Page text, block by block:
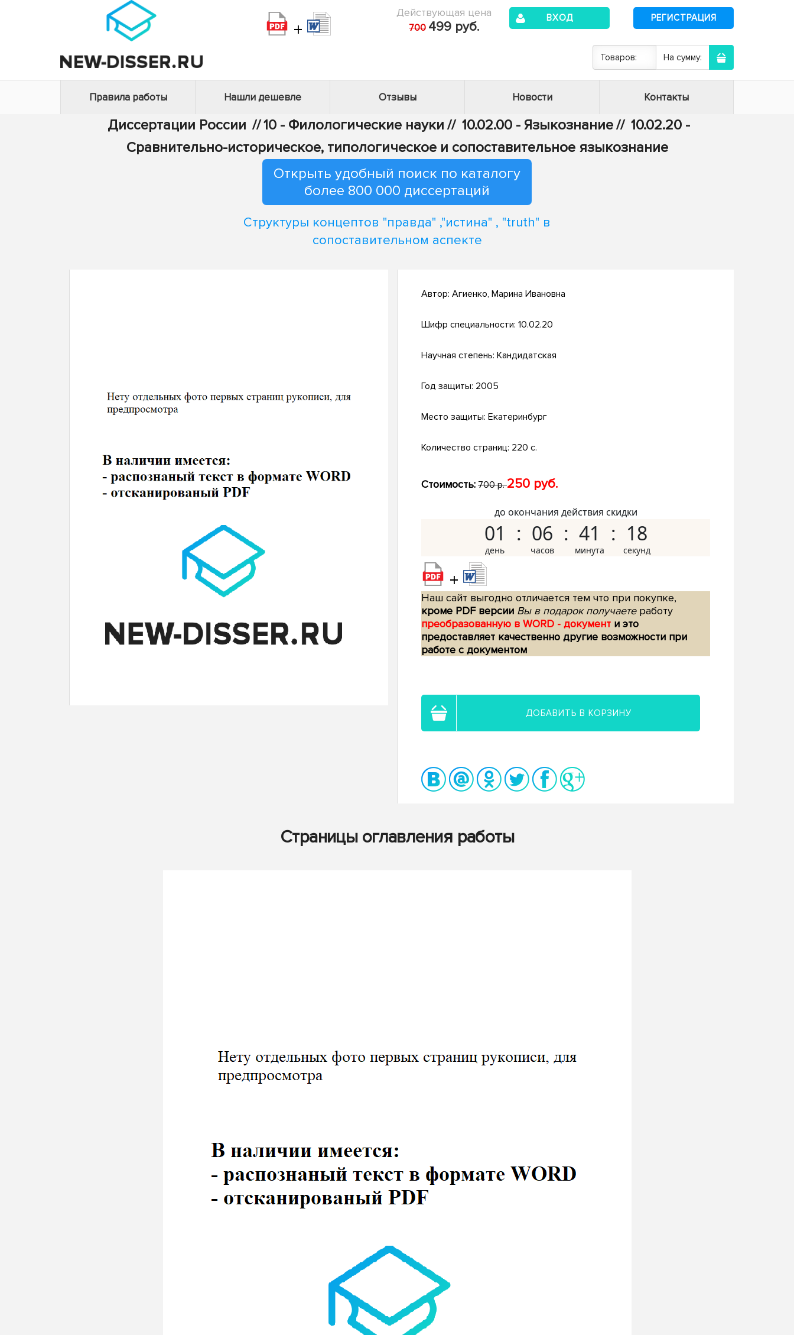
+
Действующая цена
700 499 руб.
ВХОД РЕГИСТРАЦИЯ
Товаров: На сумму:
Правила работы Нашли дешевле Отзывы Новости Контакты
Диссертации России //10 - Филологические науки // 10.02.00 - Языкознание// 10.02.20 -
Сравнительно-историческое, типологическое и сопоставительное языкознание
Открыть удобный поиск по каталогу
более 800 000 диссертаций
Структуры концептов "правда" ,"истина" , "truth" в
сопоставительном аспекте
Автор: Агиенко, Марина Ивановна
Шифр специальности: 10.02.20
Научная степень: Кандидатская
Год защиты: 2005
Место защиты: Екатеринбург
Количество страниц: 220 с.
Стоимость: 700 р.250 руб.
до окончания действия скидки
01 06 41 17
+
Наш сайт выгодно отличается тем что при покупке,
кроме PDF версии Вы в подарок получаетеработу
преобразованную в WORD - документ и это
предоставляет качественно другие возможности при
работе с документом
ДОБАВИТЬ В КОРЗИНУ
Страницы оглавления работы